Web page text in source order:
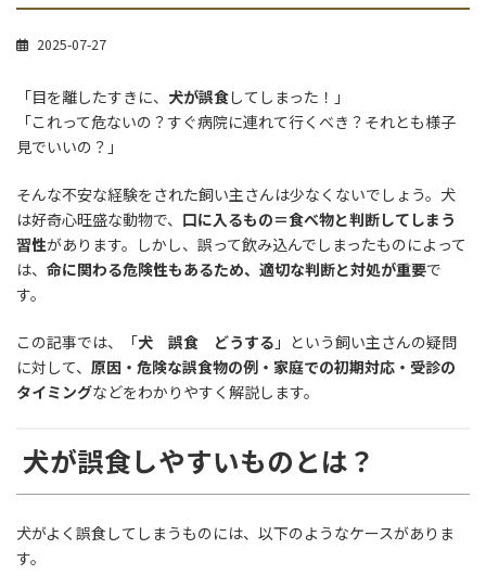
2025-07-27
「目を離したすきに、 犬が誤食してしまった！」
「これって危ないの？すぐ病院に連れて行くべき？それとも様子
見でいいの？」
そんな不安な経験をされた飼い主さんは少なくないでしょう。犬
は好奇心旺盛な動物で、 口に入るもの＝食べ物と判断してしまう
習性があります。しかし、誤って飲み込んでしまったものによって
は、 命に関わる危険性もあるため、適切な判断と対処が重要で
す。
この記事では、「犬 誤食 どうする 」という飼い主さんの疑問
に対して、 原因・危険な誤食物の例・家庭での初期対応・受診の
タイミングなどをわかりやすく解説します。
犬が誤食しやすいものとは？
犬がよく誤食してしまうものには、以下のようなケースがありま
す。